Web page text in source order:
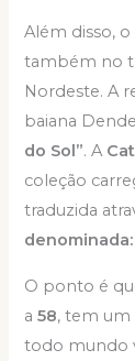
Além disso, o
também no
Nordeste. A
baiana
do Sol”. A
coleção
traduzida
O ponto é
a58, tem um
todo mundo